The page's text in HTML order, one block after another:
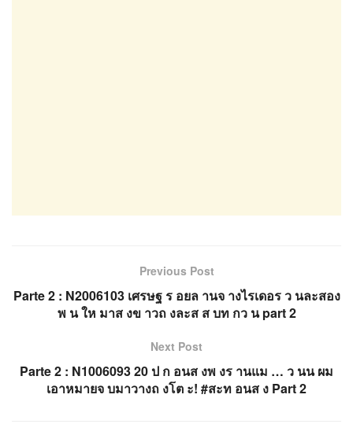
Previous Post
Parte 2 : N2006103 เศรษฐ ร อยล านจ างไรเดอร ว นละสอง
พ น ให มาส งข าวถ งละส ส บท กว น part 2
Next Post
Parte 2 : N1006093 20 ป ก อนส งพ งร านแม … ว นน ผม
เอาหมายจ บมาวางถ งโต ะ! #สะท อนส ง Part 2